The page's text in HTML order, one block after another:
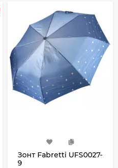
Зонт Fabretti UFS0027-
9